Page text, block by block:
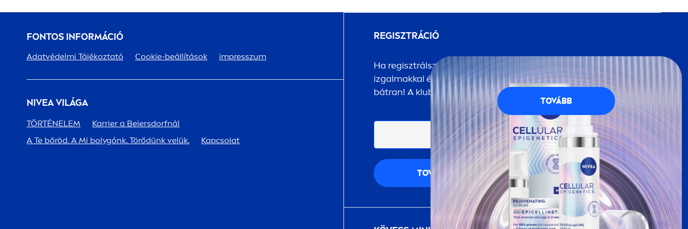
FONTOS INFORMÁCIÓ
Adatvédelmi Tájékoztató Cookie-beállítások impresszum
NIVEAVILÁGA
TÖRTÉNELEM
Karrier a Beiersdorfnál
A Te bőröd. A Mi bolygónk. Törődünk velük.
Kapcsolat
REGISZTRÁCIÓ
Ha regisztrálsz a
izgalmakkal és meglepetésekkel teli, kék-fehér világának. Regisztrálj
bátran! A klubtagság számos előnnyel jár.
TOVÁBB
TOVÁBB